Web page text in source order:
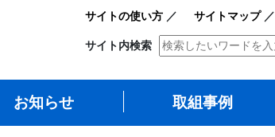
サイトの使い方／ サイトマップ／
サイト内検索
お知らせ 取組事例